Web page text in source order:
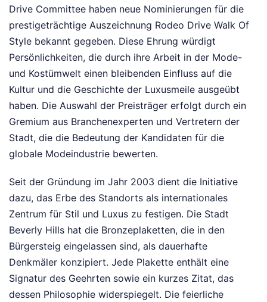
Drive Committee haben neue Nominierungen für die
prestigeträchtige Auszeichnung Rodeo Drive Walk Of
Style bekannt gegeben. Diese Ehrung würdigt
Persönlichkeiten, die durch ihre Arbeit in der Mode-
und Kostümwelt einen bleibenden Einfluss auf die
Kultur und die Geschichte der Luxusmeile ausgeübt
haben. Die Auswahl der Preisträger erfolgt durch ein
Gremium aus Branchenexperten und Vertretern der
Stadt, die die Bedeutung der Kandidaten für die
globale Modeindustrie bewerten.
Seit der Gründung im Jahr 2003 dient die Initiative
dazu, das Erbe des Standorts als internationales
Zentrum für Stil und Luxus zu festigen. Die Stadt
Beverly Hills hat die Bronzeplaketten, die in den
Bürgersteig eingelassen sind, als dauerhafte
Denkmäler konzipiert. Jede Plakette enthält eine
Signatur des Geehrten sowie ein kurzes Zitat, das
dessen Philosophie widerspiegelt. Die feierliche